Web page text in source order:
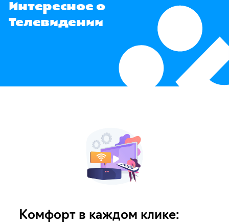
Интересное о
Телевидении
Комфорт в каждом клике: